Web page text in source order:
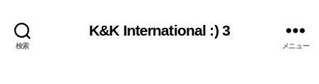
検索
K&K International :) 3
メニュー